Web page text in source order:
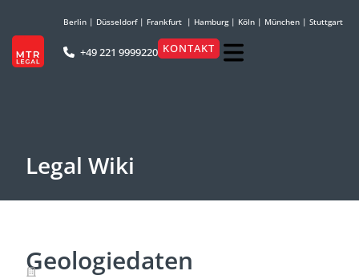
Berlin | Düsseldorf| Frankfurt | Hamburg| Köln | München | Stuttgart
+49 221 9999220 KONTAKT
Legal Wiki
Geologiedaten